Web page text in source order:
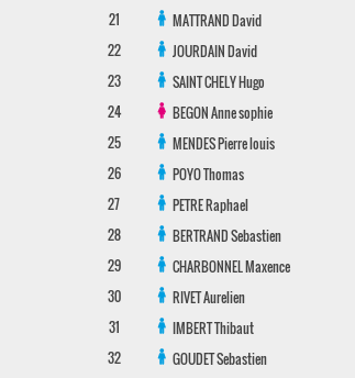
21
MATTRANDDavid
22
JOURDAINDavid
23
SAINT CHELYHugo
24
BEGONAnne sophie
25
MENDESPierre louis
26
POYOThomas
27
PETRERaphael
28
BERTRANDSebastien
29
CHARBONNELMaxence
30
RIVETAurelien
31
IMBERTThibaut
32
GOUDETSebastien